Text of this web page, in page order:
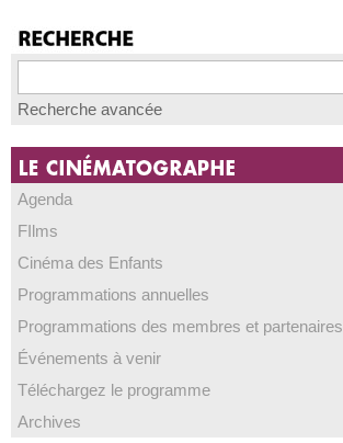
Recherche avancée
Agenda
FIlms
Cinéma des Enfants
Programmations annuelles
Programmations des membres et partenaires
Événements à venir
Téléchargez le programme
Archives